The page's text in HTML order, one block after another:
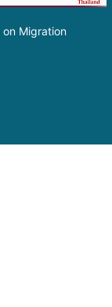
on Migration